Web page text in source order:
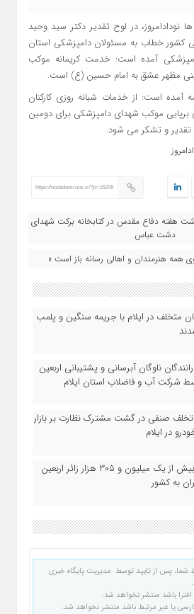
در لوح تقدیر دکتر سید وحید
خطاب به مسئولان دامپزشکی استان
آمده است: خدمت کریمانه موکب
مظهر عشق به امام حسین (ع) است.
آمده است: از خدمات شبانه روزی کارکنان
برپایی موکب شهدای دامپزشکی برای دومین
تقدیر و تشکر می شود.
https://nodademrooz.ir/?p=16208
هفته دفاع مقدس در کتابخانه برکت شهدای
دشت عباس
همه هنرمندان و اهالی رسانه باز است »
متخلف در ایلام با جریمه سنگین و پلمب
ناوگان آبرسانی و پشتیبانی اربعین
کشف ۱۰ تخلف صنفی در گشت مشترک نظارت بر بازار
در ایلام
بازگشت بیش از یک میلیون و ۳۰۵ هزار زائر اربعین
به کشور
شما، پس از تایید توسط مدیریت پایگاه خبری
باشد منتشر نخواهد شد.
یا غیر مرتبط باشد منتشر نخواهد شد.